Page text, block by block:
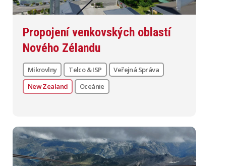
Propojení venkovských oblastí
Nového Zélandu
Mikrovlny Telco & ISP
Veřejná Správa
New Zealand
Oceánie